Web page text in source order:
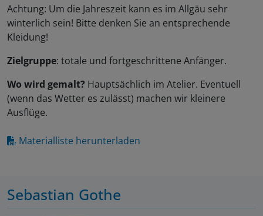
Achtung: Um die Jahreszeit kann es im Allgäu sehr
winterlich sein! Bitte denken Sie an entsprechende
Kleidung!
Zielgruppe: totale und fortgeschrittene Anfänger.
Wo wird gemalt? Hauptsächlich im Atelier. Eventuell
(wenn das Wetter es zulässt) machen wir kleinere
Ausflüge.
Materialliste herunterladen
Sebastian Gothe